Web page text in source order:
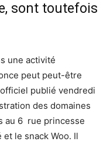
sont toutefois
une activité
peut peut-être
publié vendredi
des domaines
au 6 rue princesse
le snack Woo. Il